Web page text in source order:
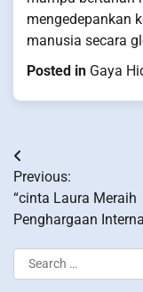
mengedepankan
manusia secara
Posted in Gaya
Post
navigation
Previous:
“cinta Laura Meraih
Penghargaan
Search
for: